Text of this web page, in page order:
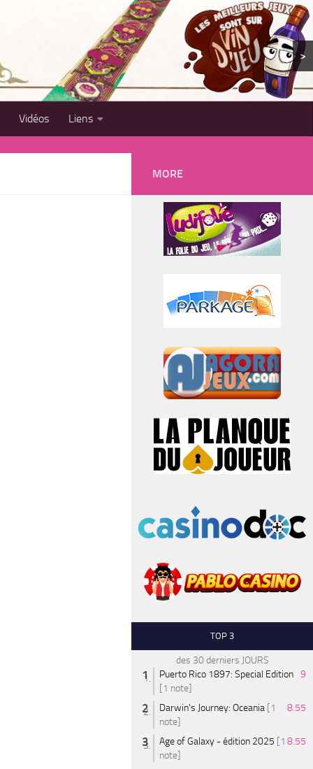
>
Vidéos
Liens
MORE
TOP 3
des 30 derniers JOURS
Puerto Rico 1897: Special Edition
[1 note]
9
Darwin's Journey: Oceania [1
note]
8.55
Age of Galaxy - édition 2025 [1
note]
8.55